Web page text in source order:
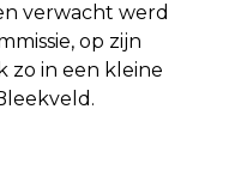
verwacht werd
op zijn
zo in een kleine